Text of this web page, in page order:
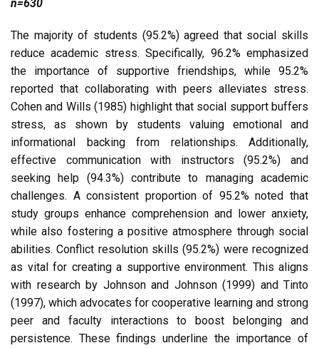
n=630
The majority of students (95.2%) agreed that social skills
reduce academic stress. Specifically, 96.2% emphasized
the importance of supportive friendships, while 95.2%
reported that collaborating with peers alleviates stress.
Cohen and Wills (1985) highlight that social support buffers
stress, as shown by students valuing emotional and
informational backing from relationships. Additionally,
effective communication with instructors (95.2%) and
seeking help (94.3%) contribute to managing academic
challenges. A consistent proportion of 95.2% noted that
study groups enhance comprehension and lower anxiety,
while also fostering a positive atmosphere through social
abilities. Conflict resolution skills (95.2%) were recognized
as vital for creating a supportive environment. This aligns
with research by Johnson and Johnson (1999) and Tinto
(1997), which advocates for cooperative learning and strong
peer and faculty interactions to boost belonging and
persistence. These findings underline the importance of